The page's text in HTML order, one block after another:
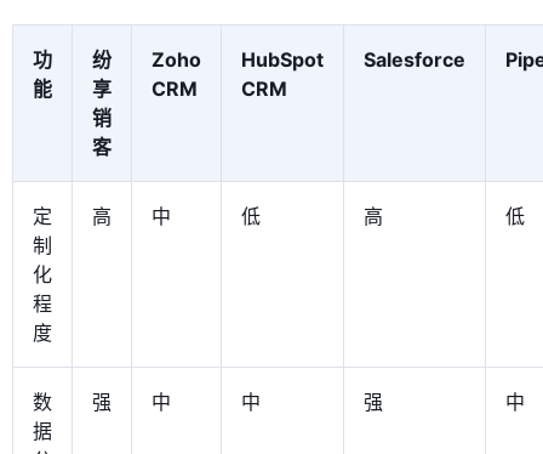
功
能
纷
享
销
客
Zoho
CRM
HubSpot
CRM
Salesforce
定
制
化
程
度
高 中 低 高 低
数
据
强 中 中 强 中